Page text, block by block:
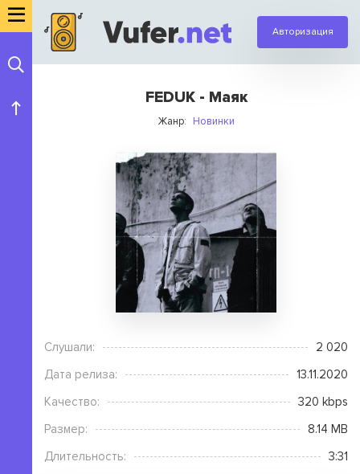
Авторизация
FEDUK - Маяк
Жанр: Новинки
Слушали:
2 020
Дата релиза:
13.11.2020
Качество:
320 kbps
Размер:
8.14 MB
Длительность:
3:31